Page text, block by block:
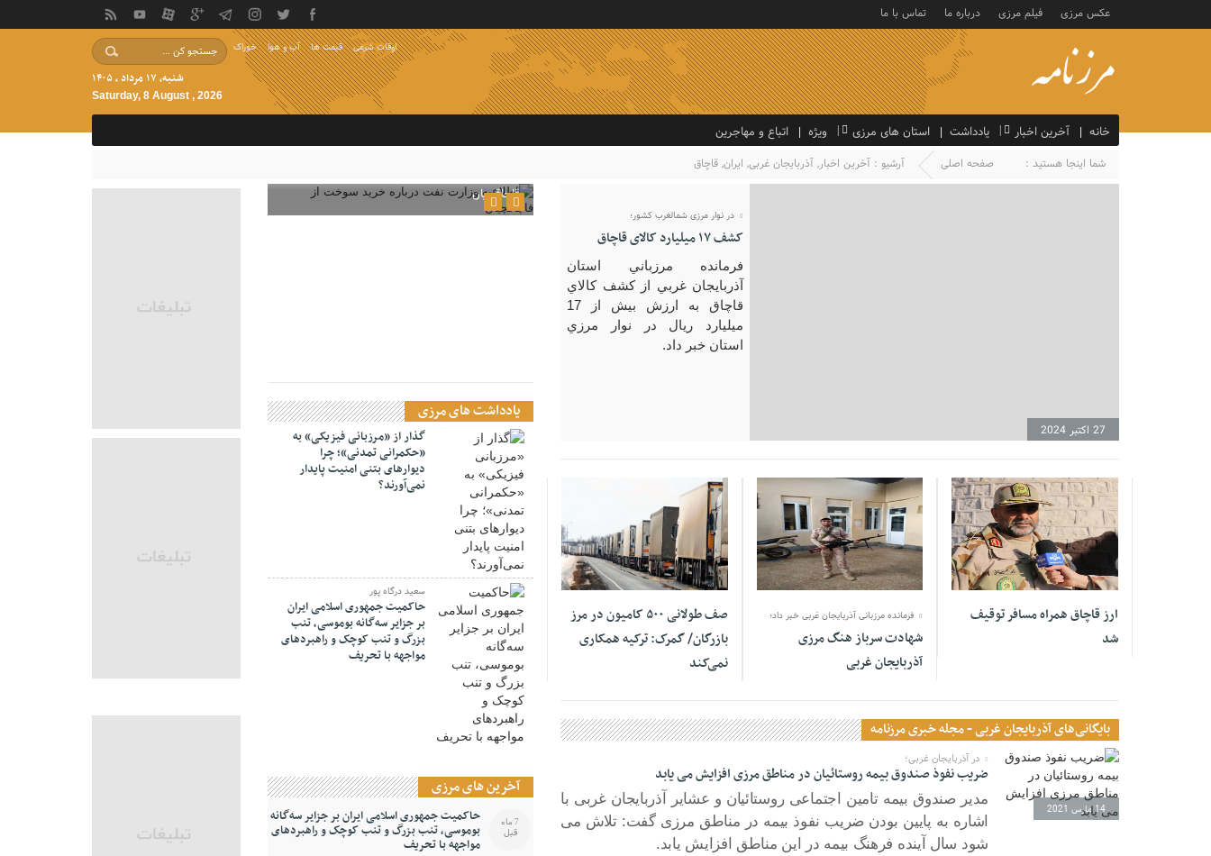
عکس مرزی فیلم مرزی درباره ما تماس با ما
خوراک آب و هوا قیمت ها اوقات شرعی
شنبه, ۱۷ مرداد , ۱۴۰۵
Saturday, 8 August , 2026
خانه آخرین اخبار یادداشت استان های مرزی ویژه اتباع و مهاجرین
شما اینجا هستید : صفحه اصلی آرشیو : آخرین اخبار, آذربایجان غربی, ایران, قاچاق
27 اکتبر 2024
در نوار مرزی شمالغرب کشور؛
کشف ۱۷ ميليارد کالای قاچاق
فرمانده مرزباني استان
آذربايجان غربي از کشف کالاي
قاچاق به ارزش بيش از 17
ميليارد ريال در نوار مرزي
استان خبر داد.
05 آوریل 2021
ارز قاچاق همراه مسافر توقیف
شد
16 مارس 2021
فرمانده مرزبانی آذربایجان غربی خبر داد؛
شهادت سرباز هنگ مرزی
آذربایجان غربی
15 مارس 2021
صف طولانی ۵۰۰ کامیون‌ در مرز
بازرگان/ گمرک: ترکیه همکاری
نمی‌کند
بایگانی‌های آذربایجان غربی - مجله خبری مرزنامه
14 مارس 2021
در آذربایجان غربی؛
ضریب نفوذ صندوق بیمه روستائیان در مناطق مرزی افزایش می یابد
مدیر صندوق بیمه تامین اجتماعی روستائیان و عشایر آذربایجان غربی با
اشاره به پایین بودن ضریب نفوذ بیمه در مناطق مرزی گفت: تلاش می
شود سال آینده فرهنگ بیمه در این مناطق افزایش یابد.
قاچاقچیان
یادداشت های مرزی
گذار از «مرزبانی فیزیکی» به
«حکمرانی تمدنی»؛ چرا
دیوارهای بتنی امنیت پایدار
نمی‌آورند؟
سعید درگاه پور
حاکمیت جمهوری اسلامی ایران
بر جزایر سه‌گانه بوموسی، تنب
بزرگ و‌ تنب کوچک و راهبردهای
مواجهه با تحریف
آخرین های مرزی
حاکمیت جمهوری اسلامی ایران بر جزایر سه‌گانه
بوموسی، تنب بزرگ و‌ تنب کوچک و راهبردهای
مواجهه با تحریف
7 ماه
قبل